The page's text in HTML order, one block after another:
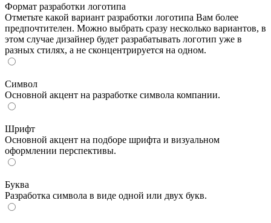
Формат разработки логотипа
Отметьте какой вариант разработки логотипа Вам более
предпочтителен. Можно выбрать сразу несколько вариантов, в
этом случае дизайнер будет разрабатывать логотип уже в
разных стилях, а не сконцентрируется на одном.
Символ
Основной акцент на разработке символа компании.
Шрифт
Основной акцент на подборе шрифта и визуальном
оформлении перспективы.
Буква
Разработка символа в виде одной или двух букв.